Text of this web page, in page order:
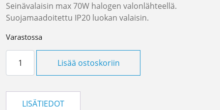
Seinävalaisin max 70W halogen valonlähteellä.
Suojamaadoitettu IP20 luokan valaisin.
Varastossa
Lisää ostoskoriin
LISÄTIEDOT